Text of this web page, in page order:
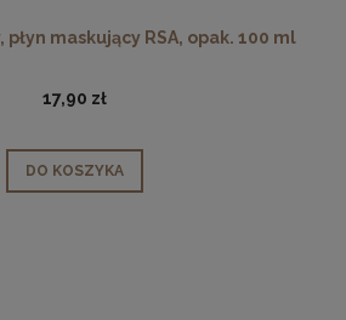
maskujący RSA, opak. 100 ml
17,90 zł
DO KOSZYKA